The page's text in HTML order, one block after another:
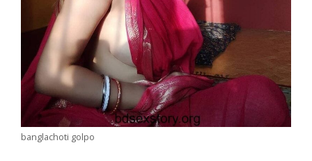
banglachoti golpo